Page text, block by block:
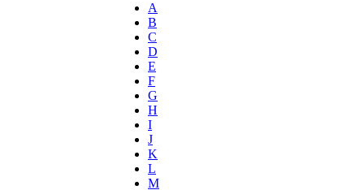
A
B
C
D
E
F
G
H
I
J
K
L
M